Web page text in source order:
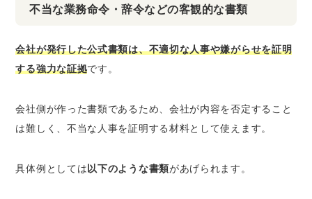
不当な業務命令・辞令などの客観的な書類
会社が発行した公式書類は、不適切な人事や嫌がらせを証明
する強力な証拠です。
会社側が作った書類であるため、会社が内容を否定すること
は難しく、不当な人事を証明する材料として使えます。
具体例としては 以下のような書類があげられます。